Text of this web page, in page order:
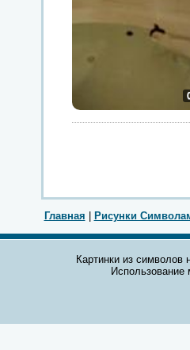
Главная Рисунки
Картинки из символов
Использование